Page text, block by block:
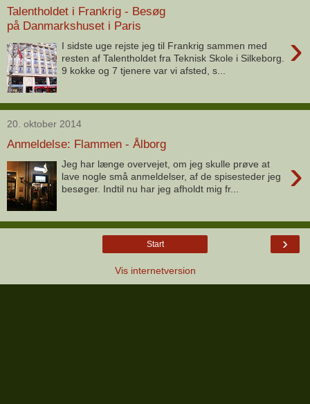
Talentholdet i Frankrig - Besøg
på Danmarkshuset i Paris
›
I sidste uge rejste jeg til Frankrig sammen med
resten af Talentholdet fra Teknisk Skole i Silkeborg.
9 kokke og 7 tjenere var vi afsted, s...
20. oktober 2014
Anmeldelse: Flammen - Ålborg
›
Jeg har længe overvejet, om jeg skulle prøve at
lave nogle små anmeldelser, af de spisesteder jeg
besøger. Indtil nu har jeg afholdt mig fr...
›
Start
Vis internetversion